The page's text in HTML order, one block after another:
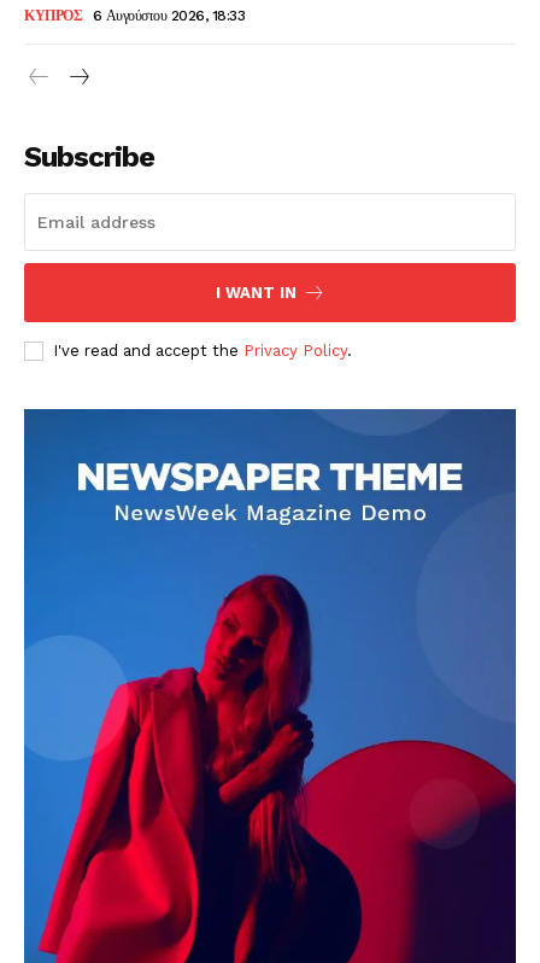
ΚΥΠΡΟΣ 6 Αυγούστου 2026, 18:33
Subscribe
I WANT IN
I've read and accept the Privacy Policy.